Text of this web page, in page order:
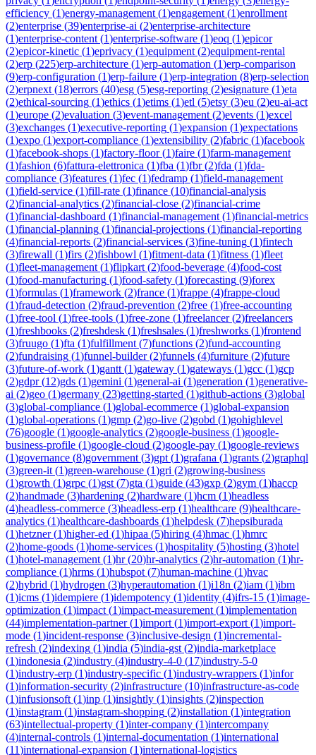
efficiency (1)energy-management (1)engagement (1)enrollment
(2)enterprise (39)enterprise-ai (2)enterprise-architecture
(1)enterprise-content (1)enterprise-software (1)eoq (1)epicor
(2)epicor-kinetic (1)eprivacy (1)equipment (2)equipment-rental
(2)erp (225)erp-architecture (1)erp-automation (1)erp-comparison
(9)erp-configuration (1)erp-failure (1)erp-integration (8)erp-selection
(2)erpnext (18)errors (40)esg (5)esg-reporting (2)esignature (1)eta
(2)ethical-sourcing (1)ethics (1)etims (1)etl (5)etsy (3)eu (2)eu-ai-act
(1)europe (2)evaluation (3)event-management (2)events (1)excel
(3)exchanges (1)executive-reporting (1)expansion (1)expectations
(1)expo (1)export-compliance (1)extensibility (2)fabric (1)facebook
(1)facebook-shops (1)factory-floor(1)faire (1)farm-management
(1)fashion (6)fattura-elettronica (1)fba (1)fbr(2)fda (1)fda-
compliance (3)features (1)fec (1)fedramp (1)field-management
(1)field-service (1)fill-rate (1)finance (10)financial-analysis
(2)financial-analytics (2)financial-close (2)financial-crime
(1)financial-dashboard (1)financial-management (1)financial-metrics
(1)financial-planning (1)financial-projections (1)financial-reporting
(4)financial-reports (2)financial-services (3)fine-tuning (1)fintech
(3)firewall (1)firs (2)fishbowl (1)fitment-data (1)fitness (1)fleet
(1)fleet-management (1)flipkart (2)food-beverage (4)food-cost
(1)food-manufacturing (1)food-safety (1)forecasting (9)forex
(1)formulas (1)framework (2)france (1)frappe (4)frappe-cloud
(1)fraud-detection (2)fraud-prevention (2)free (1)free-accounting
(1)free-tool (1)free-tools (1)free-zone (1)freelancer(2)freelancers
(1)freshbooks (2)freshdesk (1)freshsales (1)freshworks (1)frontend
(3)fruugo (1)fta (1)fulfillment (7)functions (2)fund-accounting
(2)fundraising (1)funnel-builder(2)funnels (4)furniture (2)future
(3)future-of-work (1)gantt (1)gateway (1)gateways (1)gcc (1)gcp
(2)gdpr(12)gds (1)gemini (1)general-ai (1)generation (1)generative-
ai (2)geo (1)germany (23)getting-started (1)github-actions (3)global
(3)global-compliance (1)global-ecommerce (1)global-expansion
(1)global-operations (1)gmp (2)go-live (2)gobd (1)gohighlevel
(76)google (1)google-analytics (2)google-business (1)google-
business-profile (1)google-cloud (2)google-pay (1)google-reviews
(1)governance (8)government (3)gpt (1)grafana (1)grants (2)graphql
(3)green-it (1)green-warehouse (1)gri (2)growing-business
(1)growth (1)grpc (1)gst (7)gta (1)guide (43)gxp (2)gym (1)haccp
(2)handmade (3)hardening (2)hardware (1)hcm (1)headless
(4)headless-commerce (3)headless-erp (1)healthcare (9)healthcare-
analytics (1)healthcare-dashboards (1)helpdesk (7)hepsiburada
(1)hetzner(1)higher-ed (1)hipaa (5)hiring (4)hmac (1)hmrc
(2)home-goods (1)home-services (1)hospitality (5)hosting (3)hotel
(1)hotel-management (1)hr(20)hr-analytics (2)hr-automation (1)hr-
compliance (1)hrms (1)hubspot (7)human-machine (1)hvac
(2)hybrid (1)hydrogen (3)hyperautomation (1)i18n (2)iam (1)ibm
(1)icms (1)idempiere (1)idempotency (1)identity (4)ifrs-15 (1)image-
optimization (1)impact (1)impact-measurement (1)implementation
(44)implementation-partner(1)import (1)import-export (1)import-
mode (1)incident-response (3)inclusive-design (1)incremental-
refresh (2)indexing (1)india (5)india-gst (2)india-marketplace
(1)indonesia (2)industry (4)industry-4-0 (17)industry-5-0
(1)industry-erp (1)industry-specific (1)industry-wrappers (1)infor
(1)information-security (2)infrastructure (10)infrastructure-as-code
(1)infusionsoft (1)inp (1)insightly (1)insights (2)inspection
(1)instagram (1)instagram-shopping (2)installation (1)integration
(63)intellectual-property (1)inter-company (1)intercompany
(4)internal-controls (1)internal-documentation (1)international
(11)international-expansion (1)international-logistics